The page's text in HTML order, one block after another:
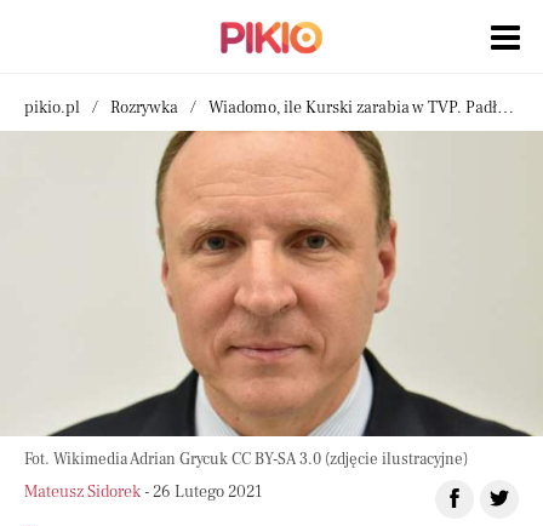
pikio.pl Rozrywka Wiadomo, ile Kurski zarabia w TVP. Padły konkretne kwoty
Fot. Wikimedia Adrian Grycuk CC BY-SA 3.0 (zdjęcie ilustracyjne)
Mateusz Sidorek- 26 Lutego 2021